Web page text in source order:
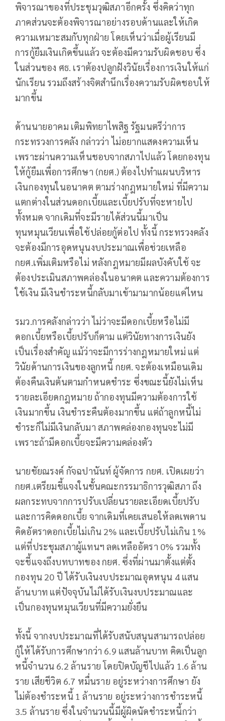
พิจารณาของที่ประชุมวุฒิสภาอีกครั้ง ซึ่งคิดว่าทุก
ภาคส่วนจะต้องพิจารณาอย่างรอบด้านและให้เกิด
ความเหมาะสมกับทุกฝ่าย โดยเห็นว่าเมื่อผู้เรียนมี
การกู้ยืมเงินเกิดขึ้นแล้ว จะต้องมีความรับผิดชอบ ซึ่ง
ในส่วนของ ศธ. เราต้องปลูกฝังวินัยเรื่องการเงินให้แก่
นักเรียน รวมถึงสร้างจิตสำนึกเรื่องความรับผิดชอบให้
มากขึ้น
ด้านนายอาคม เติมพิทยาไพสิฐ รัฐมนตรีว่าการ
กระทรวงการคลัง กล่าวว่า ไม่อยากแสดงความเห็น
เพราะผ่านความเห็นชอบจากสภาไปแล้ว โดยกองทุน
ให้กู้ยืมเพื่อการศึกษา (กยศ.) ต้องไปทำแผนบริหาร
เงินกองทุนในอนาคต ตามร่างกฎหมายใหม่ ที่มีความ
แตกต่างในส่วนดอกเบี้ยและเบี้ยปรับที่จะหายไป
ทั้งหมด จากเดิมที่จะมีรายได้ส่วนนี้มาเป็น
ทุนหมุนเวียนเพื่อใช้ปล่อยกู้ต่อไป ทั้งนี้ กระทรวงคลัง
จะต้องมีการอุดหนุนงบประมาณเพื่อช่วยเหลือ
กยศ.เพิ่มเติมหรือไม่ หลังกฎหมายมีผลบังคับใช้ จะ
ต้องประเมินสภาพคล่องในอนาคต และความต้องการ
ใช้เงิน มีเงินชำระหนี้กลับมาเข้ามามากน้อยแค่ไหน
รมว.การคลังกล่าวว่า ไม่ว่าจะมีดอกเบี้ยหรือไม่มี
ดอกเบี้ยหรือเบี้ยปรับก็ตาม แต่วินัยทางการเงินยัง
เป็นเรื่องสำคัญ แม้ว่าจะมีการร่างกฎหมายใหม่ แต่
วินัยด้านการเงินของลูกหนี้ กยศ. จะต้องเหมือนเดิม
ต้องคืนเงินต้นตามกำหนดชำระ ซึ่งขณะนี้ยังไม่เห็น
รายละเอียดกฎหมาย ถ้ากองทุนมีความต้องการใช้
เงินมากขึ้น เงินชำระคืนต้องมากขึ้น แต่ถ้าลูกหนี้ไม่
ชำระก็ไม่มีเงินกลับมา สภาพคล่องกองทุนจะไม่มี
เพราะถ้ามีดอกเบี้ยจะมีความคล่องตัว
นายชัยณรงค์ กัจฉปานันท์ ผู้จัดการ กยศ. เปิดเผยว่า
กยศ.เตรียมชี้แจงในชั้นคณะกรรมาธิการวุฒิสภา ถึง
ผลกระทบจากการปรับเปลี่ยนรายละเอียดเบี้ยปรับ
และการคิดดอกเบี้ย จากเดิมที่เคยเสนอให้ลดเพดาน
คิดอัตราดอกเบี้ยไม่เกิน 2% และเบี้ยปรับไม่เกิน 1%
แต่ที่ประชุมสภาผู้แทนฯ ลดเหลืออัตรา 0% รวมทั้ง
จะชี้แจงถึงบทบาทของ กยศ. ซึ่งที่ผ่านมาตั้งแต่ตั้ง
กองทุน 20 ปี ได้รับเงินงบประมาณอุดหนุน 4 แสน
ล้านบาท แต่ปัจจุบันไม่ได้รับเงินงบประมาณและ
เป็นกองทุนหมุนเวียนที่มีความยั่งยืน
ทั้งนี้ จากงบประมาณที่ได้รับสนับสนุนสามารถปล่อย
กู้ให้ได้รับการศึกษากว่า 6.9 แสนล้านบาท คิดเป็นลูก
หนี้จำนวน 6.2 ล้านราย โดยปิดบัญชีไปแล้ว 1.6 ล้าน
ราย เสียชีวิต 6.7 หมื่นราย อยู่ระหว่างการศึกษา ยัง
ไม่ต้องชำระหนี้ 1 ล้านราย อยู่ระหว่างการชำระหนี้
3.5 ล้านราย ซึ่งในจำนวนนี้มีผู้ผิดนัดชำระหนี้กว่า